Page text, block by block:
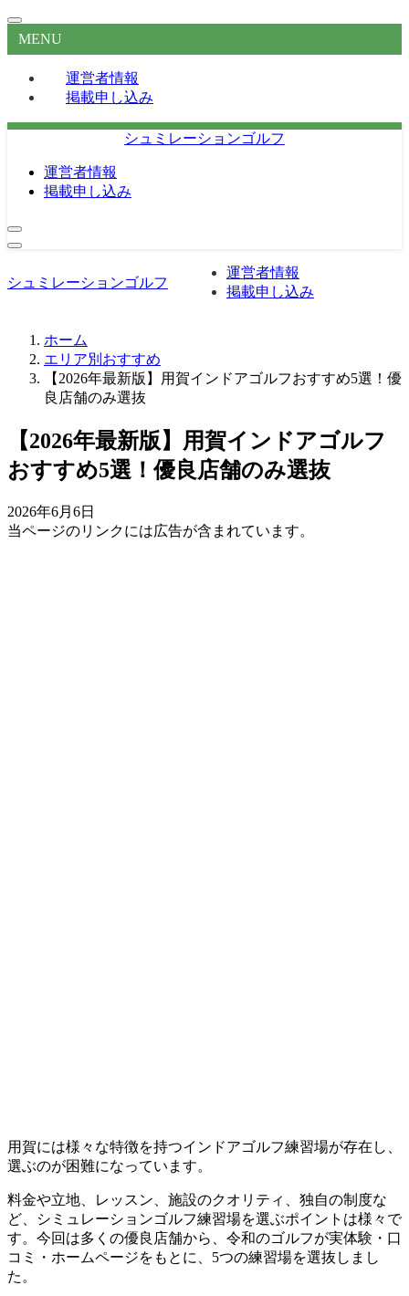
MENU
運営者情報
掲載申し込み
シュミレーションゴルフ
運営者情報
掲載申し込み
シュミレーションゴルフ
運営者情報
掲載申し込み
ホーム
エリア別おすすめ
【2026年最新版】用賀インドアゴルフおすすめ5選！優
良店舗のみ選抜
【2026年最新版】用賀インドアゴルフ
おすすめ5選！優良店舗のみ選抜
2026年6月6日
当ページのリンクには広告が含まれています。
用賀には様々な特徴を持つインドアゴルフ練習場が存在し、
選ぶのが困難になっています。
料金や立地、レッスン、施設のクオリティ、独自の制度な
ど、シミュレーションゴルフ練習場を選ぶポイントは様々で
す。今回は多くの優良店舗から、令和のゴルフが実体験・口
コミ・ホームページをもとに、5つの練習場を選抜しまし
た。